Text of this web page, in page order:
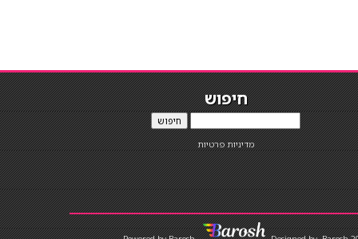
חיפוש
חיפוש
מדיניות פרטיות